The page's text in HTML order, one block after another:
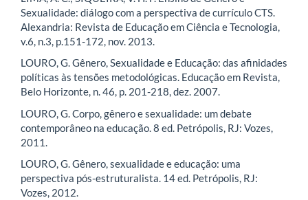
Sexualidade: diálogo com a perspectiva de currículo CTS.
Alexandria: Revista de Educação em Ciência e Tecnologia,
v.6, n.3, p.151-172, nov. 2013.
LOURO, G. Gênero, Sexualidade e Educação: das afinidades
políticas às tensões metodológicas. Educação em Revista,
Belo Horizonte, n. 46, p. 201-218, dez. 2007.
LOURO, G. Corpo, gênero e sexualidade: um debate
contemporâneo na educação. 8 ed. Petrópolis, RJ: Vozes,
2011.
LOURO, G. Gênero, sexualidade e educação: uma
perspectiva pós-estruturalista. 14 ed. Petrópolis, RJ:
Vozes, 2012.